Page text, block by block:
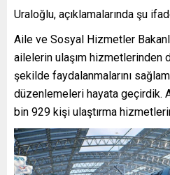
Uraloğlu, açıklamalarında şu
Aile ve Sosyal Hizmetler
ailelerin ulaşım hizmetlerinden
şekilde faydalanmalarını
düzenlemeleri hayata geçirdik.
bin 929 kişi ulaştırma